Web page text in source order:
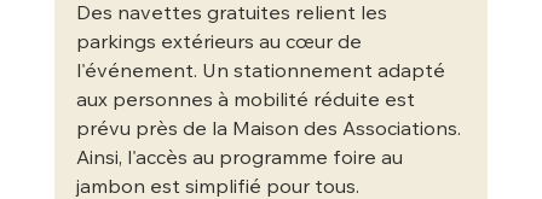
Des navettes gratuites relient les
parkings extérieurs au cœur de
l'événement. Un stationnement adapté
aux personnes à mobilité réduite est
prévu près de la Maison des Associations.
Ainsi, l'accès au programme foire au
jambon est simplifié pour tous.